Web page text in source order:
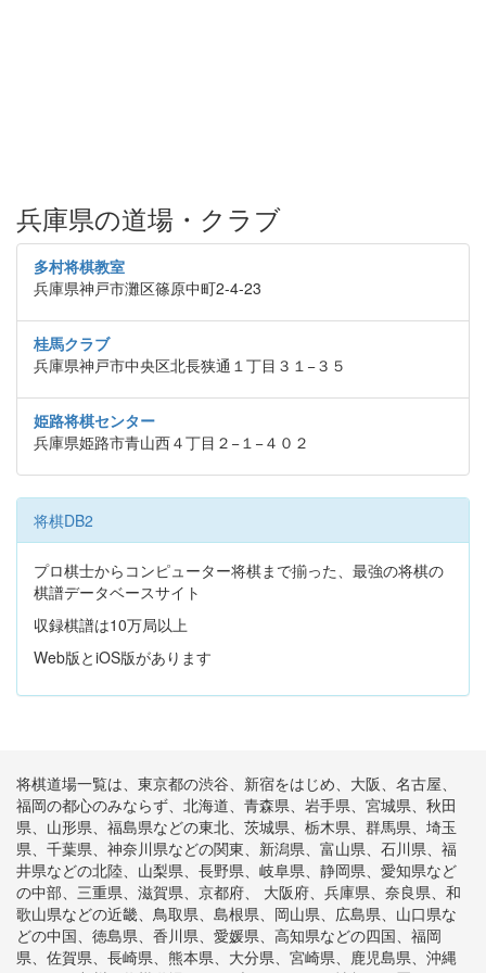
兵庫県の道場・クラブ
多村将棋教室
兵庫県神戸市灘区篠原中町2-4-23
桂馬クラブ
兵庫県神戸市中央区北長狭通１丁目３１−３５
姫路将棋センター
兵庫県姫路市青山西４丁目２−１−４０２
将棋DB2
プロ棋士からコンピューター将棋まで揃った、最強の将棋の
棋譜データベースサイト
収録棋譜は10万局以上
Web版とiOS版があります
将棋道場一覧は、東京都の渋谷、新宿をはじめ、大阪、名古屋、
福岡の都心のみならず、北海道、青森県、岩手県、宮城県、秋田
県、山形県、福島県などの東北、茨城県、栃木県、群馬県、埼玉
県、千葉県、神奈川県などの関東、新潟県、富山県、石川県、福
井県などの北陸、山梨県、長野県、岐阜県、静岡県、愛知県など
の中部、三重県、滋賀県、京都府、 大阪府、兵庫県、奈良県、和
歌山県などの近畿、鳥取県、島根県、岡山県、広島県、山口県な
どの中国、徳島県、香川県、愛媛県、高知県などの四国、福岡
県、佐賀県、長崎県、熊本県、大分県、宮崎県、鹿児島県、沖縄